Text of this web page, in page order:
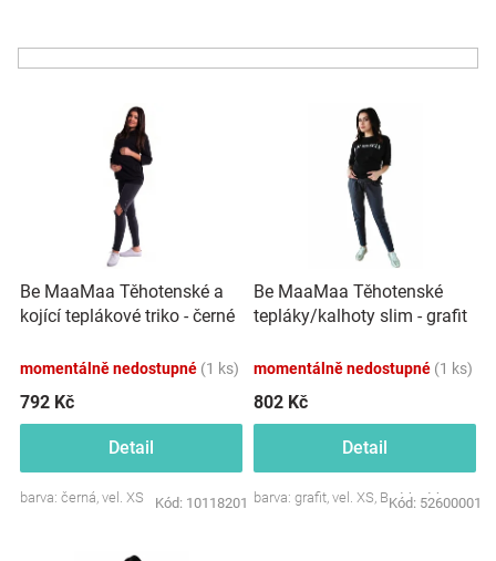
ůo
d
u
t
ů
Be MaaMaa Těhotenské a
kojící teplákové triko - černé
momentálně nedostupné (1 ks)
792 Kč
Detail
barva: černá, vel. XS Kód: 10118201
Be MaaMaa Těhotenské
tepláky/kalhoty slim - grafit
momentálně nedostupné (1 ks)
802 Kč
Detail
barva: grafit, vel. XS, Be MaaMaa
Kód: 52600001